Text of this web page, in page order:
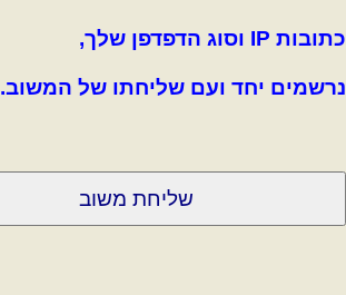
כתובות IP וסוג הדפדפן שלך,
נרשמים יחד ועם שליחתו של המשוב.